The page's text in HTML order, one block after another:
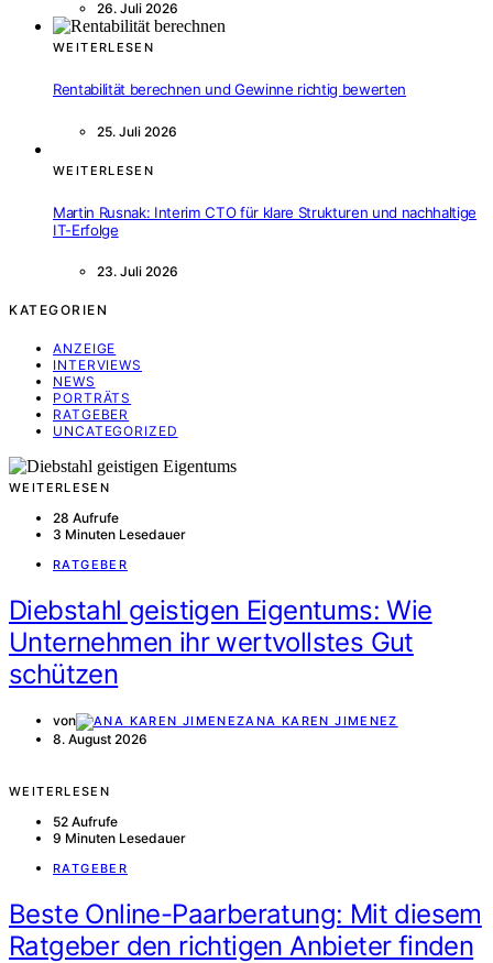
26. Juli 2026
WEITERLESEN
Rentabilität berechnen und Gewinne richtig bewerten
25. Juli 2026
WEITERLESEN
Martin Rusnak: Interim CTO für klare Strukturen und nachhaltige
IT-Erfolge
23. Juli 2026
KATEGORIEN
ANZEIGE
INTERVIEWS
NEWS
PORTRÄTS
RATGEBER
UNCATEGORIZED
WEITERLESEN
28 Aufrufe
3 Minuten Lesedauer
RATGEBER
Diebstahl geistigen Eigentums: Wie
Unternehmen ihr wertvollstes Gut
schützen
von ANA KAREN JIMENEZ
8. August 2026
WEITERLESEN
52 Aufrufe
9 Minuten Lesedauer
RATGEBER
Beste Online-Paarberatung: Mit diesem
Ratgeber den richtigen Anbieter finden